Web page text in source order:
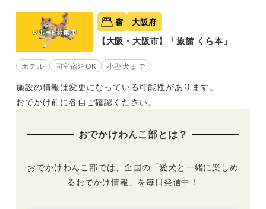
宿 大阪府
【大阪・大阪市】「旅館 くら本」
ホテル 同室宿泊OK 小型犬まで
施設の情報は変更になっている可能性があります。
おでかけ前に各自ご確認ください。
おでかけわんこ部とは？
おでかけわんこ部では、全国の「愛犬と一緒に楽しめ
るおでかけ情報」を毎日発信中！